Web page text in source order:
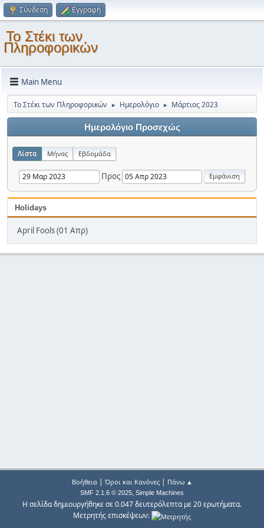
Σύνδεση Εγγραφή
Το Στέκι των
Πληροφορικών
Main Menu
Το Στέκι των Πληροφορικών ► Ημερολόγιο ► Μάρτιος 2023
Ημερολόγιο Προσεχώς
Λίστα Μήνας Εβδομάδα
Προς
Holidays
April Fools (01 Απρ)
Βοήθεια| Όροι και Κανόνες| Πάνω ▲
SMF 2.1.6 © 2025, Simple Machines
Η σελίδα δημιουργήθηκε σε 0.047 δευτερόλεπτα με 20 ερωτήματα.
Μετρητής επισκέψεων: